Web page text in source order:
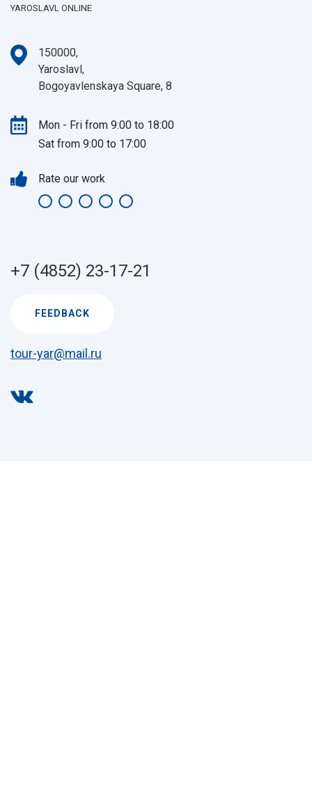
YAROSLAVL ONLINE
150000,
Yaroslavl,
Bogoyavlenskaya Square, 8
Mon - Fri from 9:00 to 18:00
Sat from 9:00 to 17:00
Rate our work
+7 (4852) 23-17-21
FEEDBACK
tour-yar@mail.ru